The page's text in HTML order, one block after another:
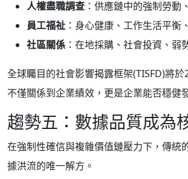
人權盡職調查 ：供應鏈中的強制勞動
員工福祉 ：身心健康、工作生活平衡
社區關係 ：在地採購、社會投資、弱
全球矚目的社會影響揭露框架(TISFD)將
不僅關係到企業績效，更是企業能否穩健
趨勢五：數據品質成為
在強制性確信與複雜價值鏈壓力下，傳統
據洪流的唯一解方。